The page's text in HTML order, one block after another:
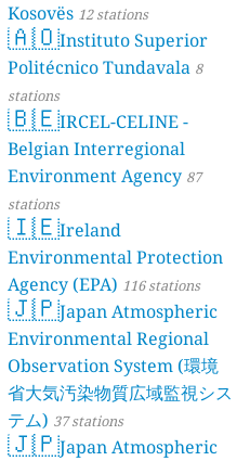
Kosovës 12 stations
🇦🇴Instituto Superior
Politécnico Tundavala 8
stations
🇧🇪IRCEL-CELINE -
Belgian Interregional
Environment Agency 87
stations
🇮🇪Ireland
Environmental Protection
Agency (EPA) 116 stations
🇯🇵Japan Atmospheric
Environmental Regional
Observation System (環境
省大気汚染物質広域監視シス
テム) 37 stations
🇯🇵Japan Atmospheric